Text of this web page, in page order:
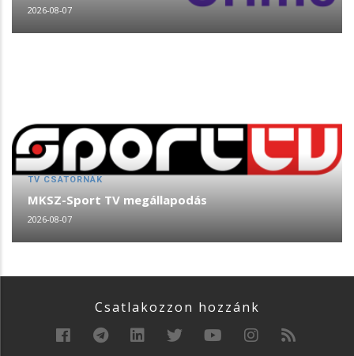
2026-08-07
TV CSATORNÁK
MKSZ-Sport TV megállapodás
2026-08-07
Csatlakozzon hozzánk